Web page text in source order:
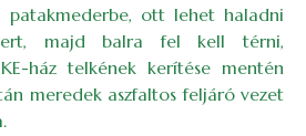
ott lehet haladni
majd balra fel kell térni,
ház telkének kerítése mentén
meredek aszfaltos feljáró vezet